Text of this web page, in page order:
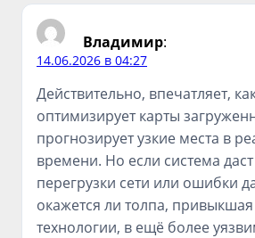
Владимир:
14.06.2026 в 04:27
Действительно, впечатляет,
оптимизирует карты
прогнозирует узкие места в
времени. Но если система
перегрузки сети или ошибки
окажется ли толпа, привыкшая
технологии, в ещё более